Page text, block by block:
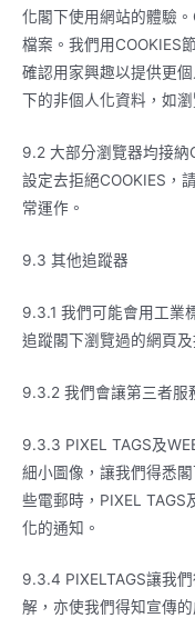
化閣下使用網站的體驗
檔案。我們用COOKIES
確認用家興趣以提供更
下的非個人化資料，如
9.2 大部分瀏覽器均接納
設定去拒絕COOKIES，
常運作。
9.3 其他追蹤器
9.3.1 我們可能會用工業
追蹤閣下瀏覽過的網頁及
9.3.2 我們會讓第三者服
9.3.3 PIXEL TAGS及
細小圖像，讓我們得悉
些電郵時，PIXEL TAGS
化的通知。
9.3.4 PIXELTAGS讓我
解，亦使我們得知宣傳